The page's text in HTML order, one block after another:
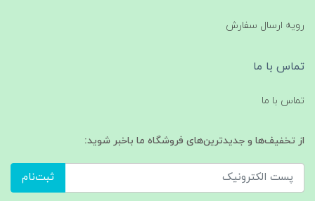
رویه ارسال سفارش
تماس با ما
تماس با ما
از تخفیف‌ها و جدیدترین‌های فروشگاه ما باخبر شوید:
ثبت‌نام